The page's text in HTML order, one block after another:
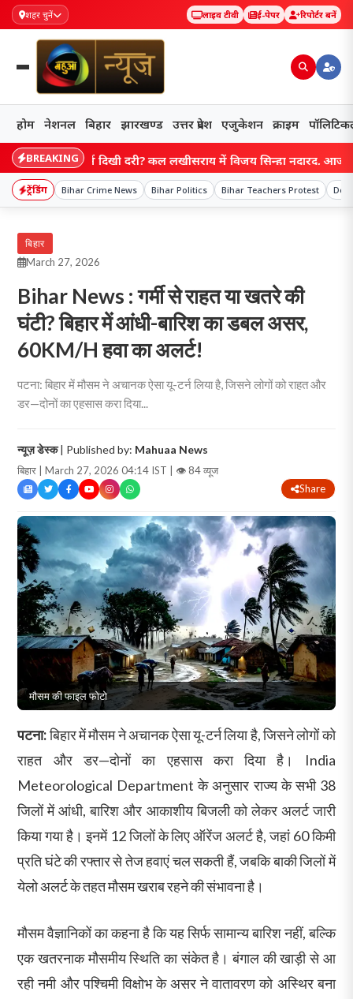
शहर चुनें लाइव टीवी ई-पेपर रिपोर्टर बनें
होम नेशनल बिहार झारखण्ड उत्तर प्रदेश एजुकेशन क्राइम
BREAKING
में दिखी दूरी? कल लखीसराय में विजय सिन्हा नदारद, आज पटना में
ट्रेंडिंग Bihar Crime News Bihar Politics Bihar Teachers Protest
बिहार
March 27, 2026
Bihar News : गर्मी से राहत या खतरे की
घंटी? बिहार में आंधी-बारिश का डबल असर,
60KM/H हवा का अलर्ट!
पटना: बिहार में मौसम ने अचानक ऐसा यू-टर्न लिया है, जिसने लोगों को राहत और
डर—दोनों का एहसास करा दिया...
न्यूज़ डेस्क| Published by: Mahuaa News
बिहार | March 27, 2026 04:14 IST | 👁 84 व्यूज
Share
मौसम की फाइल फोटो
पटना:बिहार में मौसम ने अचानक ऐसा यू-टर्न लिया है, जिसने लोगों को
राहत और डर—दोनों का एहसास करा दिया है। India
Meteorological Department के अनुसार राज्य के सभी 38
जिलों में आंधी, बारिश और आकाशीय बिजली को लेकर अलर्ट जारी
किया गया है। इनमें 12 जिलों के लिए ऑरेंज अलर्ट है, जहां 60 किमी
प्रति घंटे की रफ्तार से तेज हवाएं चल सकती हैं, जबकि बाकी जिलों में
येलो अलर्ट के तहत मौसम खराब रहने की संभावना है।
मौसम वैज्ञानिकों का कहना है कि यह सिर्फ सामान्य बारिश नहीं, बल्कि
एक खतरनाक मौसमीय स्थिति का संकेत है। बंगाल की खाड़ी से आ
रही नमी और पश्चिमी विक्षोभ के असर ने वातावरण को अस्थिर बना